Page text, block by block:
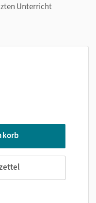
Unterricht